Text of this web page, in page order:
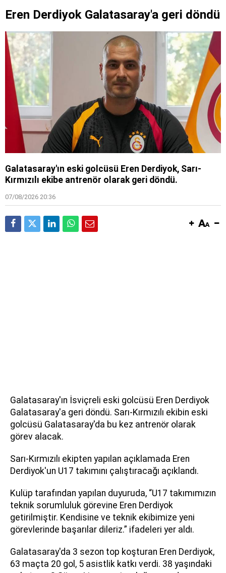
Eren Derdiyok Galatasaray'a geri döndü
Galatasaray'ın eski golcüsü Eren Derdiyok, Sarı-
Kırmızılı ekibe antrenör olarak geri döndü.
07/08/2026 20:36
Galatasaray'ın İsviçreli eski golcüsü Eren Derdiyok
Galatasaray'a geri döndü. Sarı-Kırmızılı ekibin eski
golcüsü Galatasaray'da bu kez antrenör olarak
görev alacak.
Sarı-Kırmızılı ekipten yapılan açıklamada Eren
Derdiyok'un U17 takımını çalıştıracağı açıklandı.
Kulüp tarafından yapılan duyuruda, “U17 takımımızın
teknik sorumluluk görevine Eren Derdiyok
getirilmiştir. Kendisine ve teknik ekibimize yeni
görevlerinde başarılar dileriz.” ifadeleri yer aldı.
Galatasaray'da 3 sezon top koşturan Eren Derdiyok,
63 maçta 20 gol, 5 asistlik katkı verdi. 38 yaşındaki